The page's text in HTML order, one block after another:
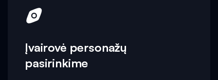
Įvairovė personažų
pasirinkime